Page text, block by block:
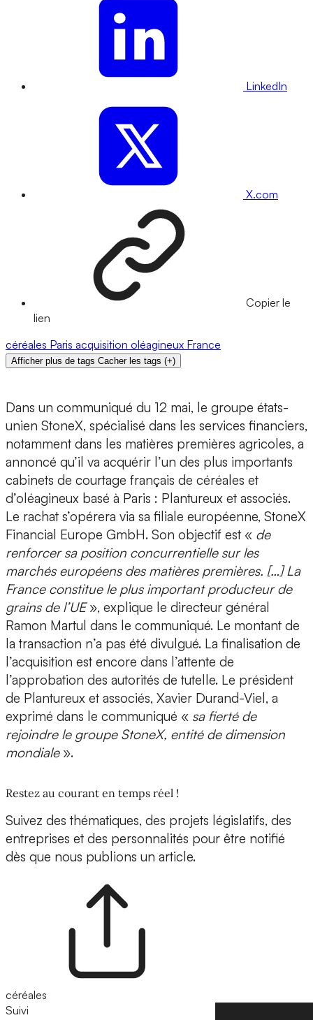
LinkedIn
X.com
Copier le
lien
céréales Paris acquisition oléagineux France
Afficher plus de tags Cacher les tags (+)
Dans un communiqué du 12 mai, le groupe états-
unien StoneX, spécialisé dans les services financiers,
notamment dans les matières premières agricoles, a
annoncé qu’il va acquérir l’un des plus importants
cabinets de courtage français de céréales et
d’oléagineux basé à Paris : Plantureux et associés.
Le rachat s’opérera via sa filiale européenne, StoneX
Financial Europe GmbH. Son objectif est « de
renforcer sa position concurrentielle sur les
marchés européens des matières premières. […] La
France constitue le plus important producteur de
grains de l’UE», explique le directeur général
Ramon Martul dans le communiqué. Le montant de
la transaction n’a pas été divulgué. La finalisation de
l’acquisition est encore dans l’attente de
l’approbation des autorités de tutelle. Le président
de Plantureux et associés, Xavier Durand-Viel, a
exprimé dans le communiqué « sa fierté de
rejoindre le groupe StoneX, entité de dimension
mondiale».
Restez au courant en temps réel !
Suivez des thématiques, des projets législatifs, des
entreprises et des personnalités pour être notifié
dès que nous publions un article.
céréales
Suivi